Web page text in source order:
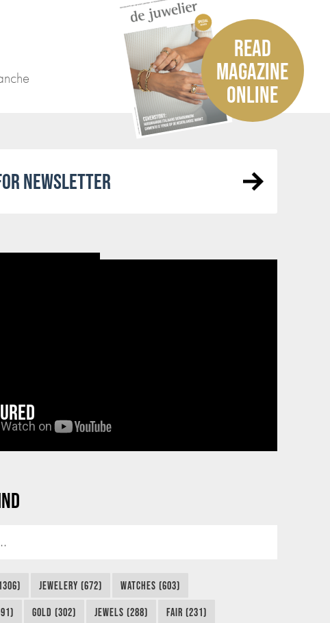
READ
MAGAZINE
ONLINE
NEWSLETTER
JEWELERY (672) WATCHES (603)
GOLD (302) JEWELS (288) FAIR (231)